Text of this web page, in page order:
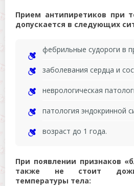
Прием антипиретиков при
допускается в следующих
фебрильные судороги в
заболевания сердца и
неврологическая
патология эндокринной
возраст до 1 года.
При появлении признаков
также не стоит
температуры тела: